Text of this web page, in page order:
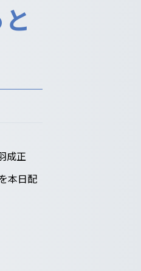
成正
本日配